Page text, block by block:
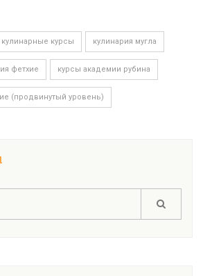
кулинарные курсы кулинария мугла
фетхие курсы академии рубина
(продвинутый уровень)